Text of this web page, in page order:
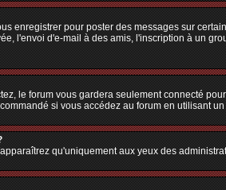
enregistrer pour poster des messages sur
l'envoi d'e-mail à des amis, l'inscription à un
le forum vous gardera seulement connecté
si vous accédez au forum en utilisant
qu'uniquement aux yeux des